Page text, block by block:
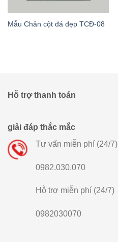
Mẫu Chân cột đá đẹp TCĐ-08
Hỗ trợ thanh toán
giải đáp thắc mắc
Tư vấn miễn phí (24/7)
0982.030.070
Hỗ trợ miễn phí (24/7)
0982030070